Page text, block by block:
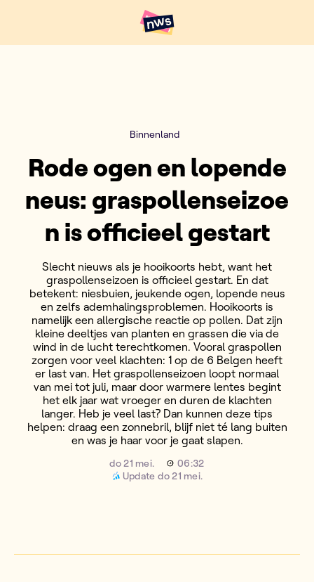
Hoofdpunten VRT NWS
Binnenland
Rode ogen en lopende
neus: graspollenseizoe
n is officieel gestart
Slecht nieuws als je hooikoorts hebt, want het
graspollenseizoen is officieel gestart. En dat
betekent: niesbuien, jeukende ogen, lopende neus
en zelfs ademhalingsproblemen. Hooikoorts is
namelijk een allergische reactie op pollen. Dat zijn
kleine deeltjes van planten en grassen die via de
wind in de lucht terechtkomen. Vooral graspollen
zorgen voor veel klachten: 1 op de 6 Belgen heeft
er last van. Het graspollenseizoen loopt normaal
van mei tot juli, maar door warmere lentes begint
het elk jaar wat vroeger en duren de klachten
langer. Heb je veel last? Dan kunnen deze tips
helpen: draag een zonnebril, blijf niet té lang buiten
en was je haar voor je gaat slapen.
do 21 mei.
06:32
Update do 21 mei.